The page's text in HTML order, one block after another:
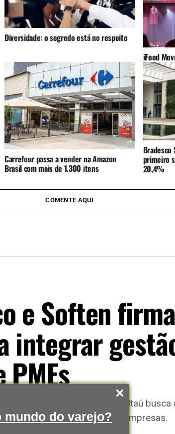
mundo do varejo?
Diversidade: o segredo está no respeito
iFood
varejo
Carrefour passa a vender na Amazon
Brasil com mais de 1.300 itens
Bradesco
primeiro
20,4%
COMENTE AQUI
e Soften
integrar
e os serviços financeiros do Itaú
das pequenas e médias empresas.